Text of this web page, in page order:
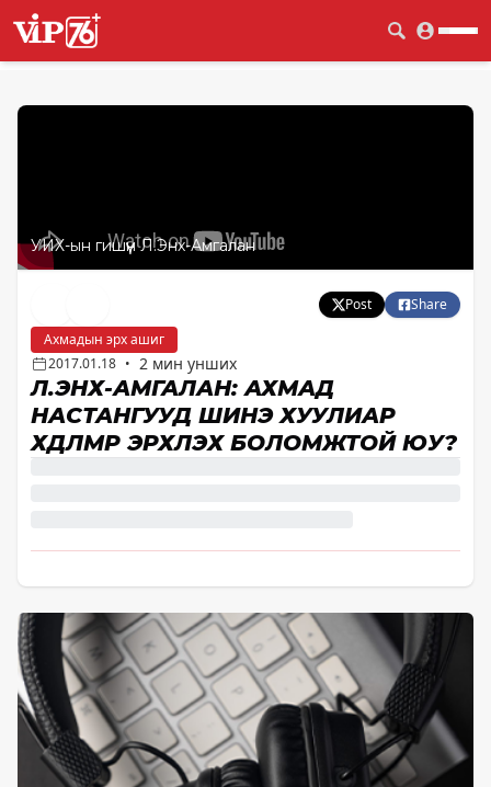
УИХ-ын гишүүн Л.Энх-Амгалан
Post
Share
Ахмадын эрх ашиг
2017.01.18 • 2 мин унших
Л.ЭНХ-АМГАЛАН: АХМАД
НАСТАНГУУД ШИНЭ ХУУЛИАР
ХӨДӨЛМӨР ЭРХЛЭХ БОЛОМЖТОЙ ЮУ?